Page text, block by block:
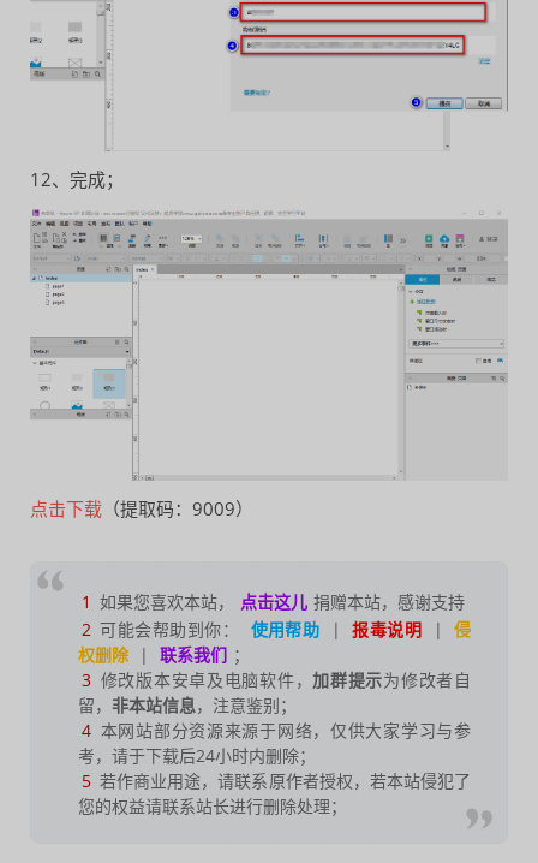
12、完成；
点击下载 （提取码：9009）
1 如果您喜欢本站， 点击这儿 捐赠本站，感谢支持
2 可能会帮助到你： 使用帮助 | 报毒说明 |
侵
权删除
| 联系我们 ；
3 修改版本安卓及电脑软件，加群提示为修改者自
留， 非本站信息，注意鉴别；
4 本网站部分资源来源于网络，仅供大家学习与参
考，请于下载后24小时内删除；
5 若作商业用途，请联系原作者授权，若本站侵犯了
您的权益请联系站长进行删除处理；